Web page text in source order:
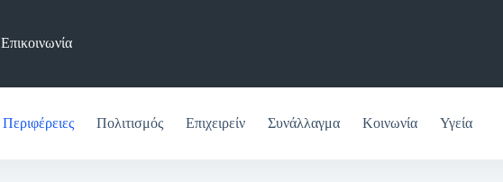
Επικοινωνία
Περιφέρειες Πολιτισμός Επιχειρείν Συνάλλαγμα Κοινωνία Υγεία